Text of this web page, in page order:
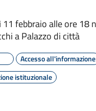
febbraio alle ore 18
a Palazzo di città
Accesso all'informazione
istituzionale